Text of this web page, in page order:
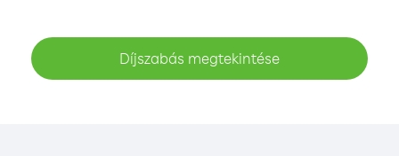
Díjszabás megtekintése